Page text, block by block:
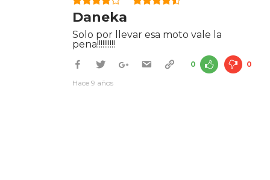
Daneka
Solo por llevar esa moto vale la
pena!!!!!!!!!!
0 0
Hace 9 años